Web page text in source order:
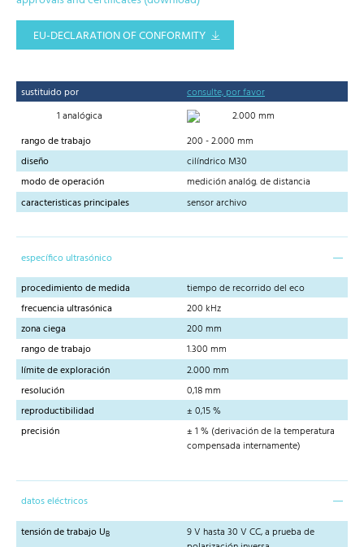
EU-DECLARATION OF CONFORMITY
sustituido por
consulte, por favor
1 analógica
2.000 mm
rango de trabajo
200 - 2.000 mm
diseño
cilíndrico M30
modo de operación
medición analóg. de distancia
caracteristicas principales
sensor archivo
específico ultrasónico
procedimiento de medida
tiempo de recorrido del eco
frecuencia ultrasónica
200 kHz
zona ciega
200 mm
rango de trabajo
1.300 mm
límite de exploración
2.000 mm
resolución
0,18 mm
reproductibilidad
± 0,15 %
precisión
± 1 % (derivación de la temperatura
compensada internamente)
datos eléctricos
tensión de trabajo UB
9 V hasta 30 V CC, a prueba de